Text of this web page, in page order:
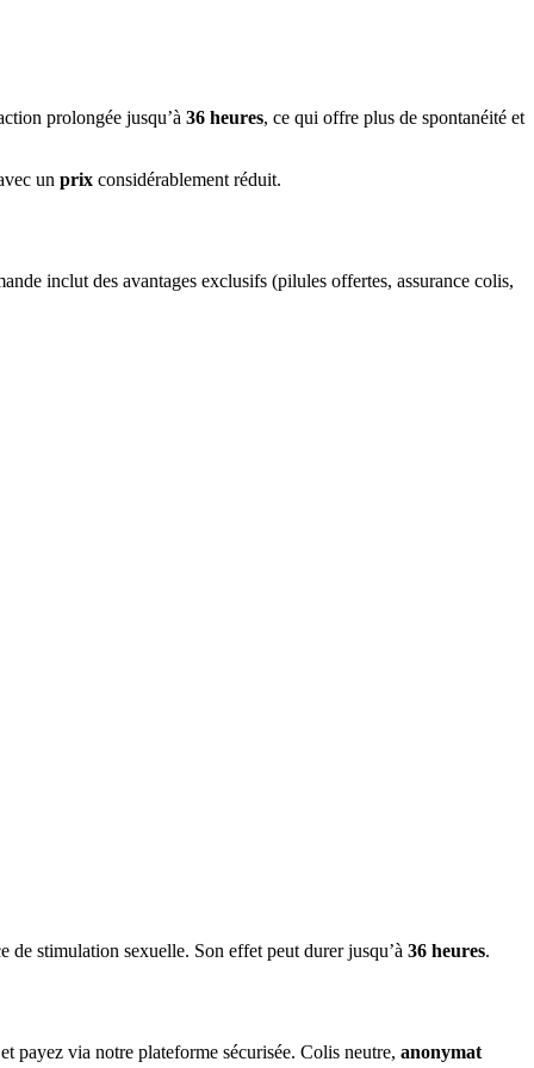
prolongée jusqu’à 36 heures, ce qui offre plus de spontanéité et
un prix considérablement réduit.
inclut des avantages exclusifs (pilules offertes, assurance colis,
stimulation sexuelle. Son effet peut durer jusqu’à 36 heures.
payez via notre plateforme sécurisée. Colis neutre, anonymat